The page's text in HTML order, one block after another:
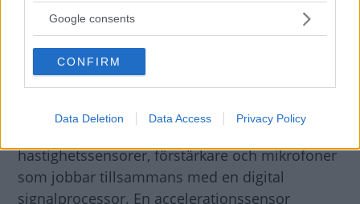
not limited to your visit or usage behaviour. You may click to
use your data for below specified purposes in below Google
consent section.
Google consents
CONFIRM
Data Deletion Data Access Privacy Policy
hastighetssensorer, förstärkare och mikrofoner
som jobbar tillsammans med en digital
signalprocessor. En accelerationssensor